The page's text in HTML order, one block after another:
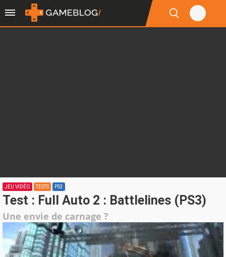
JEU VIDÉO TESTS PS3
Test : Full Auto 2 : Battlelines (PS3)
Une envie de carnage ?